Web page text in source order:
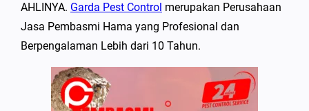
AHLINYA. Garda Pest Control merupakan Perusahaan
Jasa Pembasmi Hama yang Profesional dan
Berpengalaman Lebih dari 10 Tahun.